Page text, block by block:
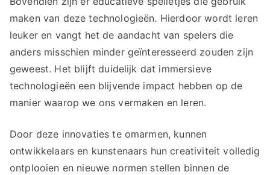
maken van deze technologieën. Hierdoor wordt leren
leuker en vangt het de aandacht van spelers die
anders misschien minder geïnteresseerd zouden zijn
geweest. Het blijft duidelijk dat immersieve
technologieën een blijvende impact hebben op de
manier waarop we ons vermaken en leren.
Door deze innovaties te omarmen, kunnen
ontwikkelaars en kunstenaars hun creativiteit volledig
ontplooien en nieuwe normen stellen binnen de